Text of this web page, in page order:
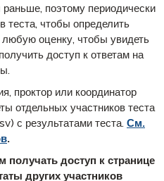
поэтому периодически
теста, чтобы определить
оценку, чтобы увидеть
доступ к ответам на
проктор или координатор
отдельных участников теста
с результатами теста. См.
.
получать доступ к странице
других участников